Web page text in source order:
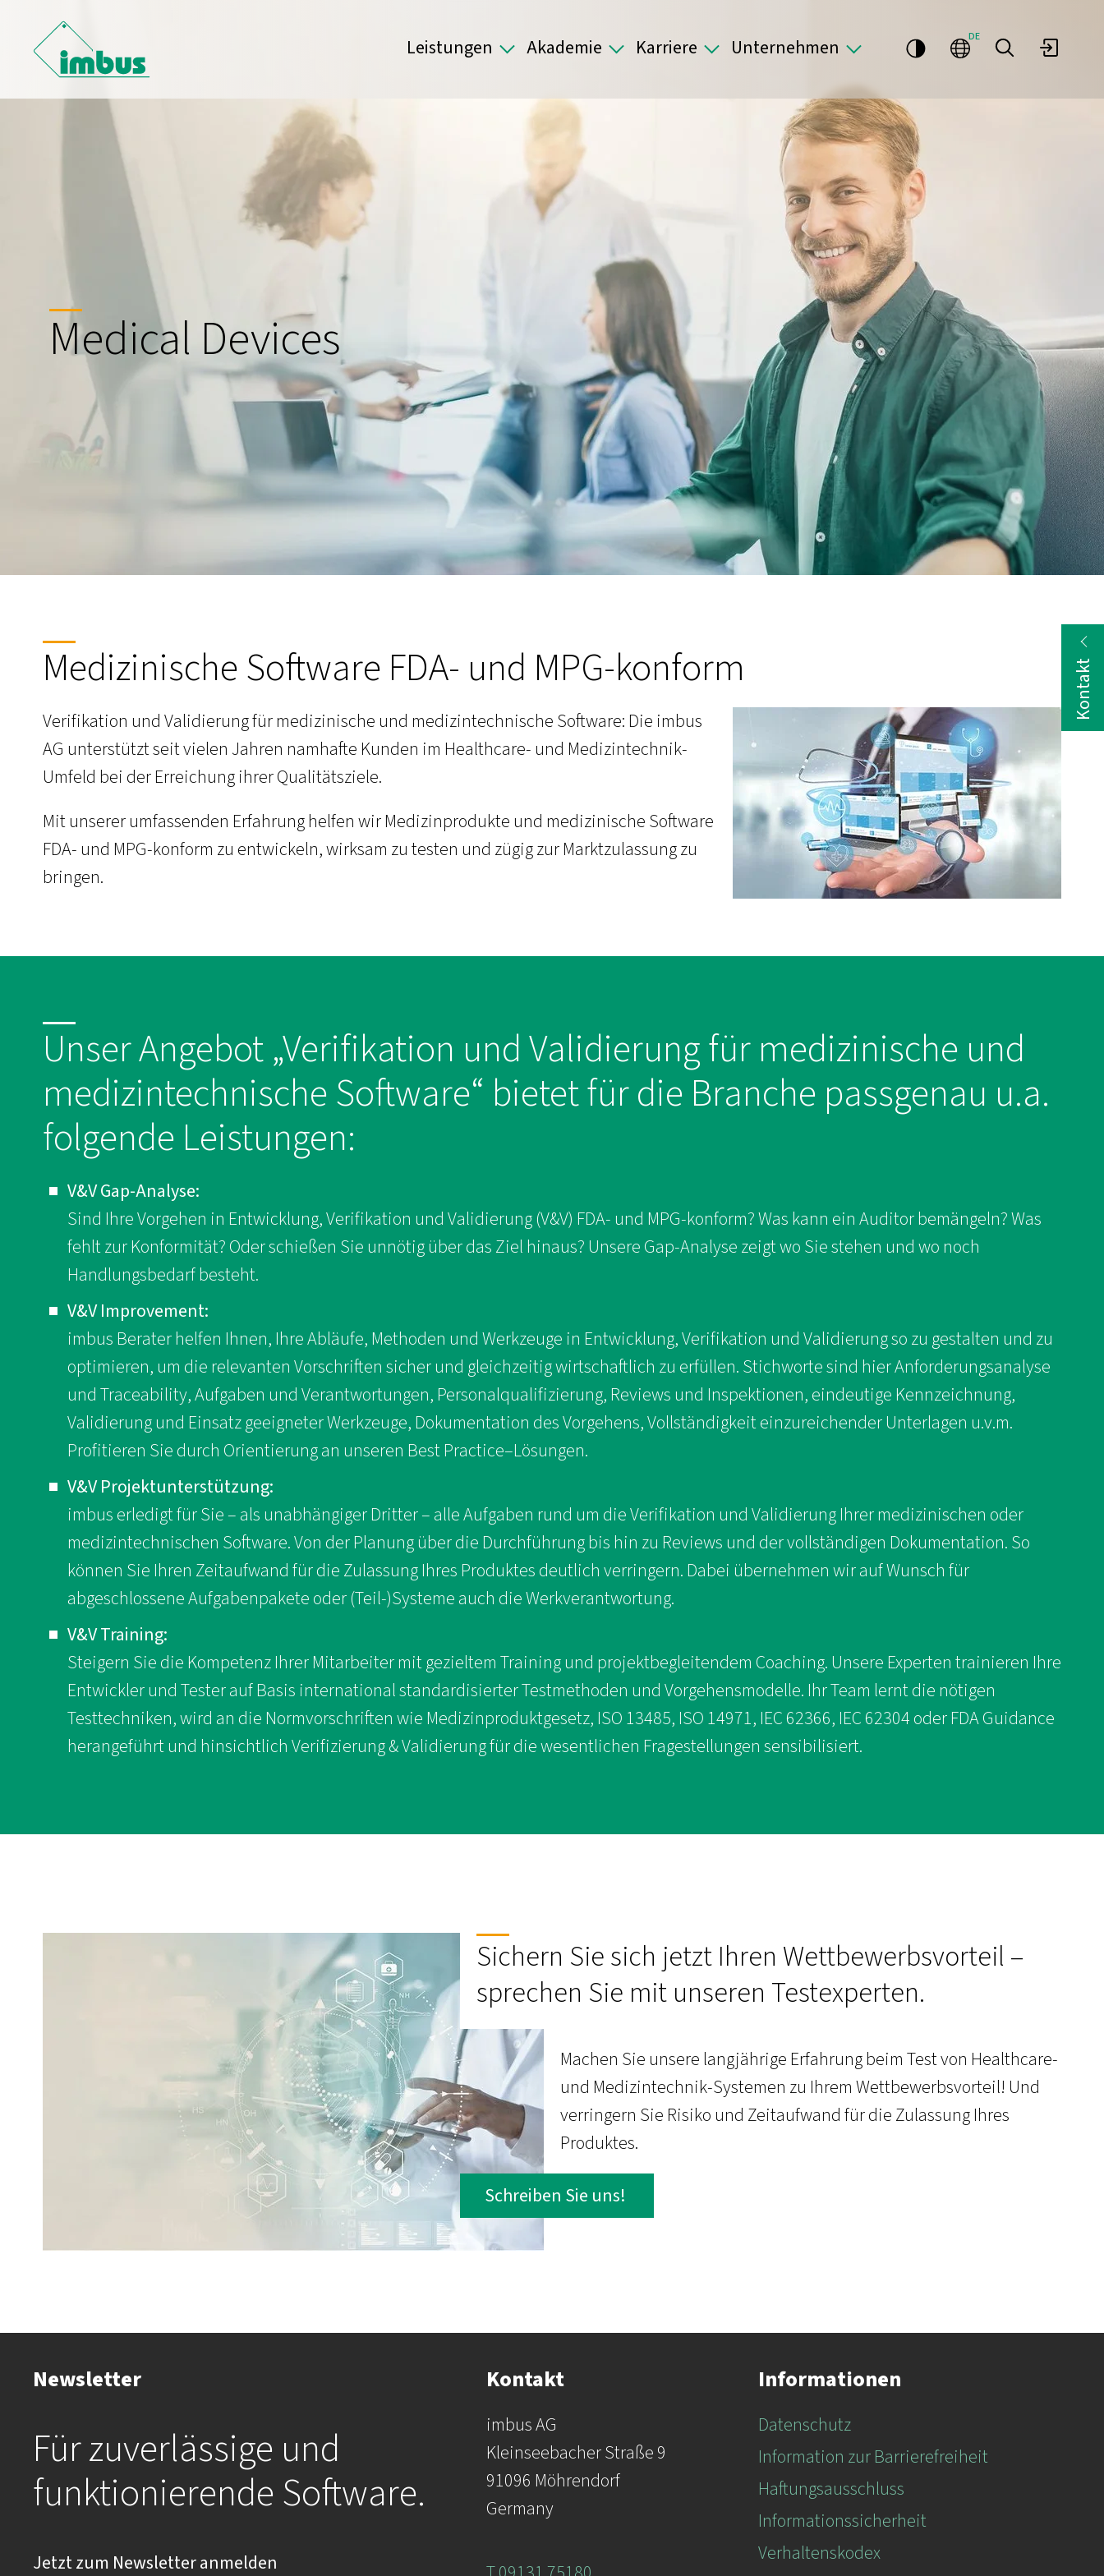
Leistungen Akademie Karriere Unternehmen DE
Medical Devices
Medizinische Software FDA- und MPG-konform
Verifikation und Validierung für medizinische und medizintechnische Software: Die imbus
AG unterstützt seit vielen Jahren namhafte Kunden im Healthcare- und Medizintechnik-
Umfeld bei der Erreichung ihrer Qualitätsziele.
Mit unserer umfassenden Erfahrung helfen wir Medizinprodukte und medizinische Software
FDA- und MPG-konform zu entwickeln, wirksam zu testen und zügig zur Marktzulassung zu
bringen.
Unser Angebot „Verifikation und Validierung für medizinische und
medizintechnische Software“ bietet für die Branche passgenau u.a.
folgende Leistungen:
V&V Gap-Analyse:
Sind Ihre Vorgehen in Entwicklung, Verifikation und Validierung (V&V) FDA- und MPG-konform? Was kann ein Auditor bemängeln? Was
fehlt zur Konformität? Oder schießen Sie unnötig über das Ziel hinaus? Unsere Gap-Analyse zeigt wo Sie stehen und wo noch
Handlungsbedarf besteht.
V&V Improvement:
imbus Berater helfen Ihnen, Ihre Abläufe, Methoden und Werkzeuge in Entwicklung, Verifikation und Validierung so zu gestalten und zu
optimieren, um die relevanten Vorschriften sicher und gleichzeitig wirtschaftlich zu erfüllen. Stichworte sind hier Anforderungsanalyse
und Traceability, Aufgaben und Verantwortungen, Personalqualifizierung, Reviews und Inspektionen, eindeutige Kennzeichnung,
Validierung und Einsatz geeigneter Werkzeuge, Dokumentation des Vorgehens, Vollständigkeit einzureichender Unterlagen u.v.m.
Profitieren Sie durch Orientierung an unseren Best Practice–Lösungen.
V&V Projektunterstützung:
imbus erledigt für Sie – als unabhängiger Dritter – alle Aufgaben rund um die Verifikation und Validierung Ihrer medizinischen oder
medizintechnischen Software. Von der Planung über die Durchführung bis hin zu Reviews und der vollständigen Dokumentation. So
können Sie Ihren Zeitaufwand für die Zulassung Ihres Produktes deutlich verringern. Dabei übernehmen wir auf Wunsch für
abgeschlossene Aufgabenpakete oder (Teil-)Systeme auch die Werkverantwortung.
V&V Training:
Steigern Sie die Kompetenz Ihrer Mitarbeiter mit gezieltem Training und projektbegleitendem Coaching. Unsere Experten trainieren Ihre
Entwickler und Tester auf Basis international standardisierter Testmethoden und Vorgehensmodelle. Ihr Team lernt die nötigen
Testtechniken, wird an die Normvorschriften wie Medizinproduktgesetz, ISO 13485, ISO 14971, IEC 62366, IEC 62304 oder FDA Guidance
herangeführt und hinsichtlich Verifizierung & Validierung für die wesentlichen Fragestellungen sensibilisiert.
Sichern Sie sich jetzt Ihren Wettbewerbsvorteil –
sprechen Sie mit unseren Testexperten.
Machen Sie unsere langjährige Erfahrung beim Test von Healthcare-
und Medizintechnik-Systemen zu Ihrem Wettbewerbsvorteil! Und
verringern Sie Risiko und Zeitaufwand für die Zulassung Ihres
Produktes.
Schreiben Sie uns!
Kontakt
Newsletter
Für zuverlässige und
funktionierende Software.
Jetzt zum Newsletter anmelden
Kontakt
imbus AG
Kleinseebacher Straße 9
91096 Möhrendorf
Germany
Informationen
Datenschutz
Information zur Barrierefreiheit
Haftungsausschluss
Informationssicherheit
Verhaltenskodex